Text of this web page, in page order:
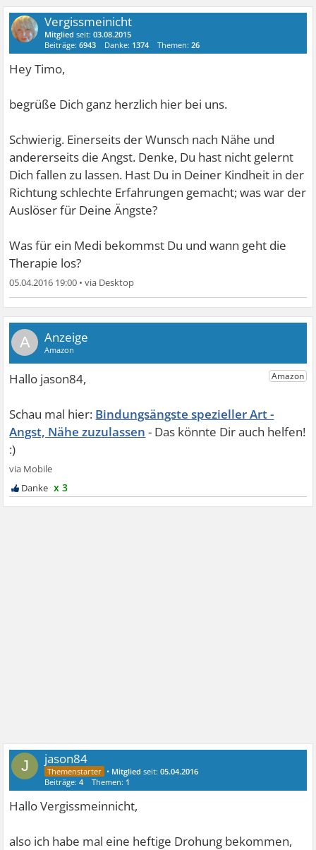
Vergissmeinicht
Mitglied seit:03.08.2015
Beiträge:6943 Danke: 1374 Themen:26
Hey Timo,
begrüße Dich ganz herzlich hier bei uns.
Schwierig. Einerseits der Wunsch nach Nähe und
andererseits die Angst. Denke, Du hast nicht gelernt
Dich fallen zu lassen. Hast Du in Deiner Kindheit in der
Richtung schlechte Erfahrungen gemacht; was war der
Auslöser für Deine Ängste?
Was für ein Medi bekommst Du und wann geht die
Therapie los?
05.04.2016 19:00 •
A
Bindungsängste spezieller Art -
Angst, Nähe zuzulassen
x 3
J jason84
• Mitglied seit:05.04.2016
Beiträge:4 Themen: 1
Hallo Vergissmeinnicht,
also ich habe mal eine heftige Drohung bekommen,